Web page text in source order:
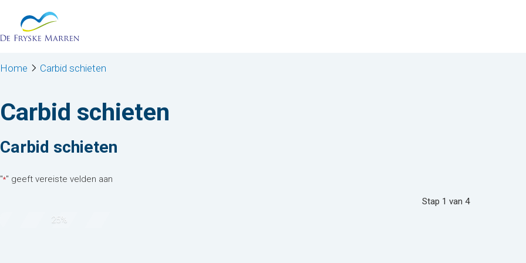
Ga naar de inhoud
Home Carbid schieten
Carbid schieten
Carbid schieten
"*" geeft vereiste velden aan
Stap 1 van 4
25%
van